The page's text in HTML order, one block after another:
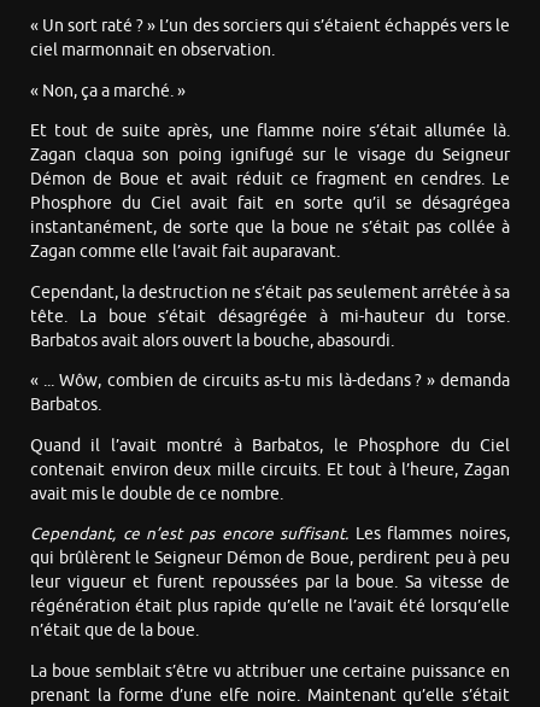
« Un sort raté ? » L’un des sorciers qui s’étaient échappés vers le
ciel marmonnait en observation.
« Non, ça a marché. »
Et tout de suite après, une flamme noire s’était allumée là.
Zagan claqua son poing ignifugé sur le visage du Seigneur
Démon de Boue et avait réduit ce fragment en cendres. Le
Phosphore du Ciel avait fait en sorte qu’il se désagrégea
instantanément, de sorte que la boue ne s’était pas collée à
Zagan comme elle l’avait fait auparavant.
Cependant, la destruction ne s’était pas seulement arrêtée à sa
tête. La boue s’était désagrégée à mi-hauteur du torse.
Barbatos avait alors ouvert la bouche, abasourdi.
« ... Wôw, combien de circuits as-tu mis là-dedans ? » demanda
Barbatos.
Quand il l’avait montré à Barbatos, le Phosphore du Ciel
contenait environ deux mille circuits. Et tout à l’heure, Zagan
avait mis le double de ce nombre.
Cependant, ce n’est pas encore suffisant. Les flammes noires,
qui brûlèrent le Seigneur Démon de Boue, perdirent peu à peu
leur vigueur et furent repoussées par la boue. Sa vitesse de
régénération était plus rapide qu’elle ne l’avait été lorsqu’elle
n’était que de la boue.
La boue semblait s’être vu attribuer une certaine puissance en
prenant la forme d’une elfe noire. Maintenant qu’elle s’était